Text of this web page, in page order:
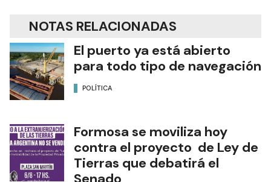
NOTAS RELACIONADAS
El puerto ya está abierto
para todo tipo de navegación
POLÍTICA
Formosa se moviliza hoy
contra el proyecto de Ley de
Tierras que debatirá el